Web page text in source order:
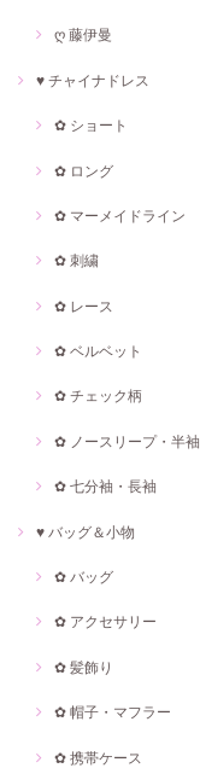
ღ 藤伊曼
♥ チャイナドレス
✿ ショート
✿ ロング
✿ マーメイドライン
✿ 刺繍
✿ レース
✿ ベルベット
✿ チェック柄
✿ ノースリープ・半袖
✿ 七分袖・長袖
♥ バッグ＆小物
✿ バッグ
✿ アクセサリー
✿ 髪飾り
✿ 帽子・マフラー
✿ 携帯ケース